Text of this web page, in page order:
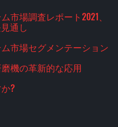
市場調査レポート2021、
通し
市場セグメンテーション
機の革新的な応用
?